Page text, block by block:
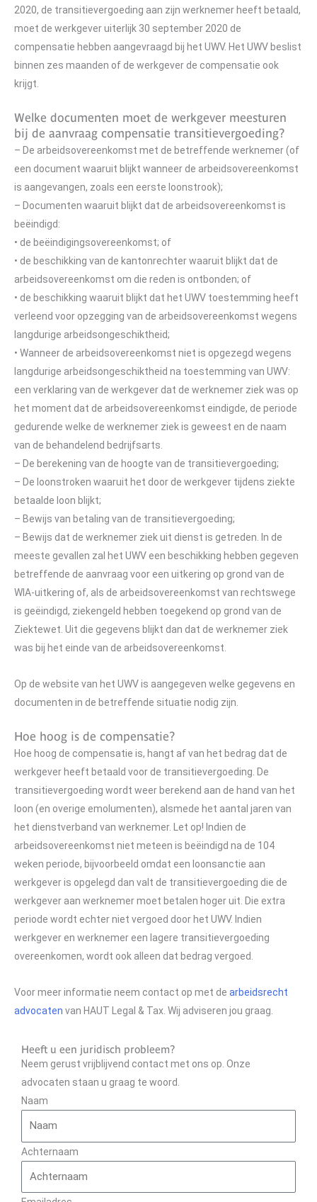
2020, de transitievergoeding aan zijn werknemer heeft betaald,
moet de werkgever uiterlijk 30 september 2020 de
compensatie hebben aangevraagd bij het UWV. Het UWV beslist
binnen zes maanden of de werkgever de compensatie ook
krijgt.
Welke documenten moet de werkgever meesturen
bij de aanvraag compensatie transitievergoeding?
– De arbeidsovereenkomst met de betreffende werknemer (of
een document waaruit blijkt wanneer de arbeidsovereenkomst
is aangevangen, zoals een eerste loonstrook);
– Documenten waaruit blijkt dat de arbeidsovereenkomst is
beëindigd:
• de beëindigingsovereenkomst; of
• de beschikking van de kantonrechter waaruit blijkt dat de
arbeidsovereenkomst om die reden is ontbonden; of
• de beschikking waaruit blijkt dat het UWV toestemming heeft
verleend voor opzegging van de arbeidsovereenkomst wegens
langdurige arbeidsongeschiktheid;
• Wanneer de arbeidsovereenkomst niet is opgezegd wegens
langdurige arbeidsongeschiktheid na toestemming van UWV:
een verklaring van de werkgever dat de werknemer ziek was op
het moment dat de arbeidsovereenkomst eindigde, de periode
gedurende welke de werknemer ziek is geweest en de naam
van de behandelend bedrijfsarts.
– De berekening van de hoogte van de transitievergoeding;
– De loonstroken waaruit het door de werkgever tijdens ziekte
betaalde loon blijkt;
– Bewijs van betaling van de transitievergoeding;
– Bewijs dat de werknemer ziek uit dienst is getreden. In de
meeste gevallen zal het UWV een beschikking hebben gegeven
betreffende de aanvraag voor een uitkering op grond van de
WIA-uitkering of, als de arbeidsovereenkomst van rechtswege
is geëindigd, ziekengeld hebben toegekend op grond van de
Ziektewet. Uit die gegevens blijkt dan dat de werknemer ziek
was bij het einde van de arbeidsovereenkomst.
Op de website van het UWV is aangegeven welke gegevens en
documenten in de betreffende situatie nodig zijn.
Hoe hoog is de compensatie?
Hoe hoog de compensatie is, hangt af van het bedrag dat de
werkgever heeft betaald voor de transitievergoeding. De
transitievergoeding wordt weer berekend aan de hand van het
loon (en overige emolumenten), alsmede het aantal jaren van
het dienstverband van werknemer. Let op! Indien de
arbeidsovereenkomst niet meteen is beëindigd na de 104
weken periode, bijvoorbeeld omdat een loonsanctie aan
werkgever is opgelegd dan valt de transitievergoeding die de
werkgever aan werknemer moet betalen hoger uit. Die extra
periode wordt echter niet vergoed door het UWV. Indien
werkgever en werknemer een lagere transitievergoeding
overeenkomen, wordt ook alleen dat bedrag vergoed.
Voor meer informatie neem contact op met de arbeidsrecht
advocaten van HAUT Legal & Tax. Wij adviseren jou graag.
Heeft u een juridisch probleem?
Neem gerust vrijblijvend contact met ons op. Onze
advocaten staan u graag te woord.
Naam
Achternaam